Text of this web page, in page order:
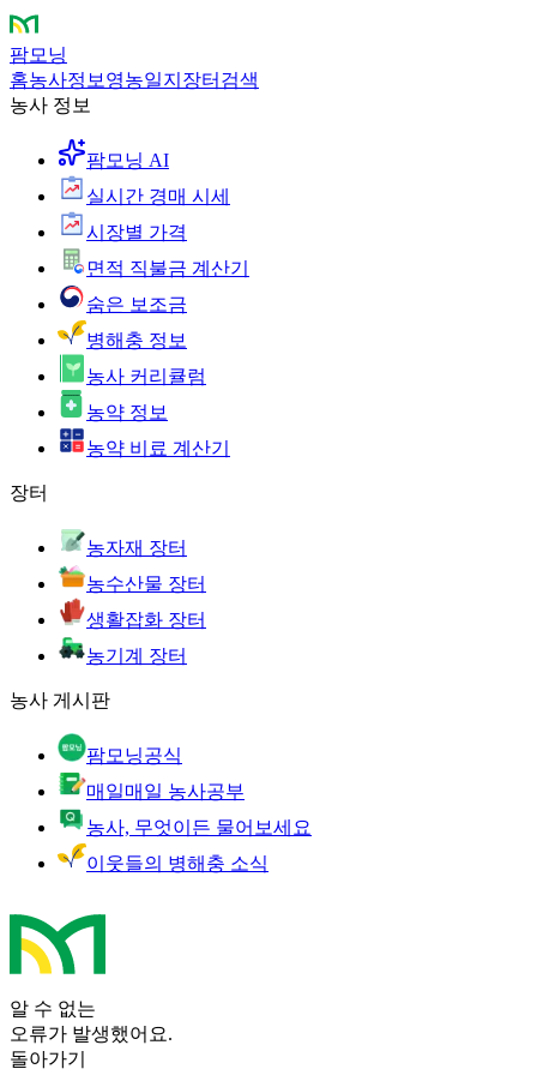
팜모닝
홈농사정보 영농일지 장터 검색
농사 정보
팜모닝 AI
실시간 경매 시세
시장별 가격
면적 직불금 계산기
숨은 보조금
병해충 정보
농사 커리큘럼
농약 정보
농약 비료 계산기
장터
농자재 장터
농수산물 장터
생활잡화 장터
농기계 장터
농사 게시판
팜모닝공식
매일매일 농사공부
농사, 무엇이든 물어보세요
이웃들의 병해충 소식
알 수 없는
오류가 발생했어요.
돌아가기